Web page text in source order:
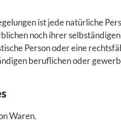
ist jede natürliche
noch ihrer
Person oder eine
beruflichen oder
Waren.